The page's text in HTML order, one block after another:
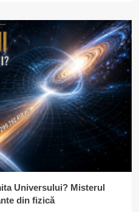
Universului? Misterul
din fizică